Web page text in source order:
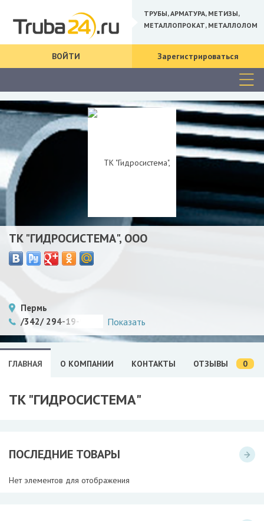
ТРУБЫ, АРМАТУРА, МЕТИЗЫ,
МЕТАЛЛОПРОКАТ, МЕТАЛЛОЛОМ
ВОЙТИ Зарегистрироваться
ТК "ГИДРОСИСТЕМА", ООО
Пермь
/342/ 294-19-94, 296-34-70, 207-08-08
Показать
ГЛАВНАЯ О КОМПАНИИ КОНТАКТЫ ОТЗЫВЫ 0
ТК "ГИДРОСИСТЕМА"
ПОСЛЕДНИЕ ТОВАРЫ
Нет элементов для отображения